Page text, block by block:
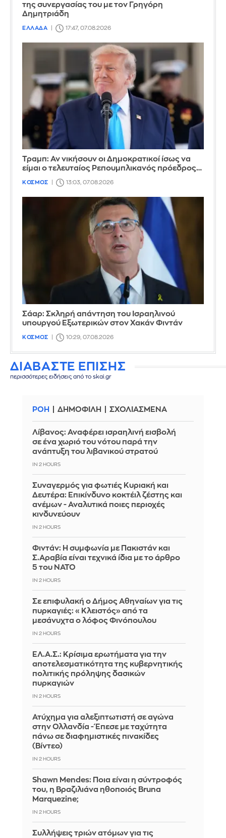
της συνεργασίας του με τον Γρηγόρη
Δημητριάδη
ΕΛΛΑΔΑ 17:47, 07.08.2026
Τραμπ: Αν νικήσουν οι Δημοκρατικοί ίσως να
είμαι ο τελευταίος Ρεπουμπλικανός πρόεδρος…
ΚΟΣΜΟΣ 13:03, 07.08.2026
Σάαρ: Σκληρή απάντηση του Ισραηλινού
υπουργού Εξωτερικών στον Χακάν Φιντάν
ΚΟΣΜΟΣ 10:29, 07.08.2026
ΔΙΑΒΑΣΤΕ ΕΠΙΣΗΣ
περισσότερες ειδήσεις από το skai.gr
ΡΟΗ ΔΗΜΟΦΙΛΗ ΣΧΟΛΙΑΣΜΕΝΑ
Λίβανος: Αναφέρει ισραηλινή εισβολή
σε ένα χωριό του νότου παρά την
ανάπτυξη του λιβανικού στρατού
IN 2 HOURS
Συναγερμός για φωτιές Κυριακή και
Δευτέρα: Επικίνδυνο κοκτέιλ ζέστης και
ανέμων - Αναλυτικά ποιες περιοχές
κινδυνεύουν
IN 2 HOURS
Φιντάν: Η συμφωνία με Πακιστάν και
Σ.Αραβία είναι τεχνικά ίδια με το άρθρο
5 του ΝΑΤΟ
IN 2 HOURS
Σε επιφυλακή ο Δήμος Αθηναίων για τις
πυρκαγιές: «Κλειστός» από τα
μεσάνυχτα ο λόφος Φινόπουλου
IN 2 HOURS
ΕΛ.Α.Σ.: Κρίσιμα ερωτήματα για την
αποτελεσματικότητα της κυβερνητικής
πολιτικής πρόληψης δασικών
πυρκαγιών
IN 2 HOURS
Ατύχημα για αλεξιπτωτιστή σε αγώνα
στην Ολλανδία - Έπεσε με ταχύτητα
πάνω σε διαφημιστικές πινακίδες
(Βίντεο)
IN 2 HOURS
Shawn Mendes: Ποια είναι η σύντροφός
του, η Βραζιλιάνα ηθοποιός Bruna
Marquezine;
IN 2 HOURS
Συλλήψεις τριών ατόμων για τις